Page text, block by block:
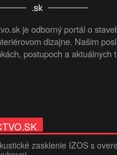
je odborný portál o
dizajne. Našim
postupoch a aktuálnych
zasklenie IZOS s